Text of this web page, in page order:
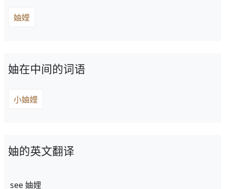
妯娌
妯在中间的词语
小妯娌
妯的英文翻译
see 妯娌